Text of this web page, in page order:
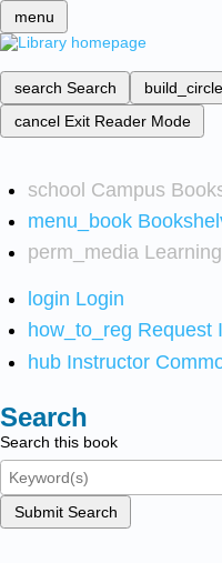
menu
search Search build_circle
cancel Exit Reader Mode
school Campus
menu_book
perm_media
login Login
how_to_reg Request
hub Instructor
Search
Search this book
Submit Search